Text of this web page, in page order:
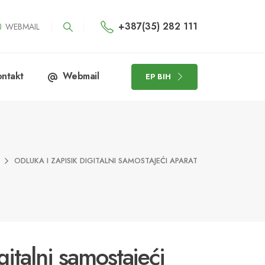
WEBMAIL +387(35) 282 111
Webmail EP BIH
ODLUKA I ZAPISIK DIGITALNI SAMOSTAJEĆI APARAT
samostajeći